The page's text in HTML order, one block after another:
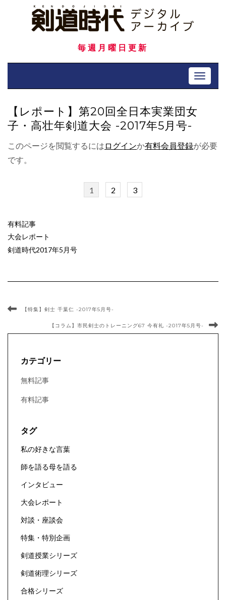
毎週月曜日更新
Toggle
【レポート】第20回全日本実業団女
子・高壮年剣道大会 -2017年5月号-
このページを閲覧するには ログインか有料会員登録が必要
です。
1 2 3
有料記事
大会レポート
剣道時代2017年5月号
【特集】剣士 千葉仁 -2017年5月号-
【コラム】市民剣士のトレーニング67 今有礼 -2017年5月号-
カテゴリー
無料記事
有料記事
タグ
私の好きな言葉
師を語る母を語る
インタビュー
大会レポート
対談・座談会
特集・特別企画
剣道授業シリーズ
剣道術理シリーズ
合格シリーズ